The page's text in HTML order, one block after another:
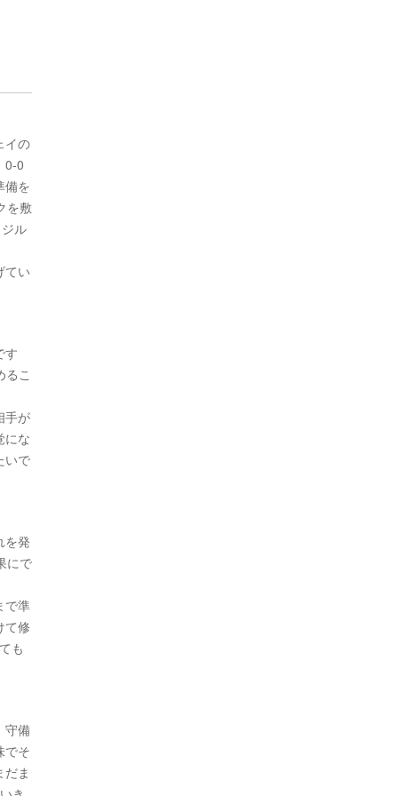
イの
0-0
備を
を敷
ル
てい
す
るこ
手が
にな
いで
を発
にで
で準
て修
も
守備
でそ
ま